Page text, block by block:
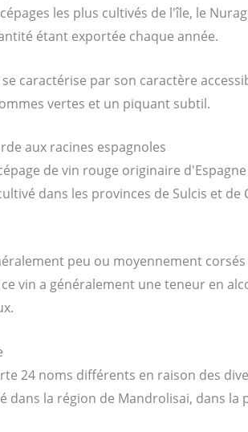
les plus cultivés de l'île, le
étant exportée chaque année.
caractérise par son caractère
vertes et un piquant subtil.
aux racines espagnoles
de vin rouge originaire
dans les provinces de Sulcis et
peu ou moyennement
vin a généralement une teneur en
24 noms différents en raison des
dans la région de Mandrolisai, dans la